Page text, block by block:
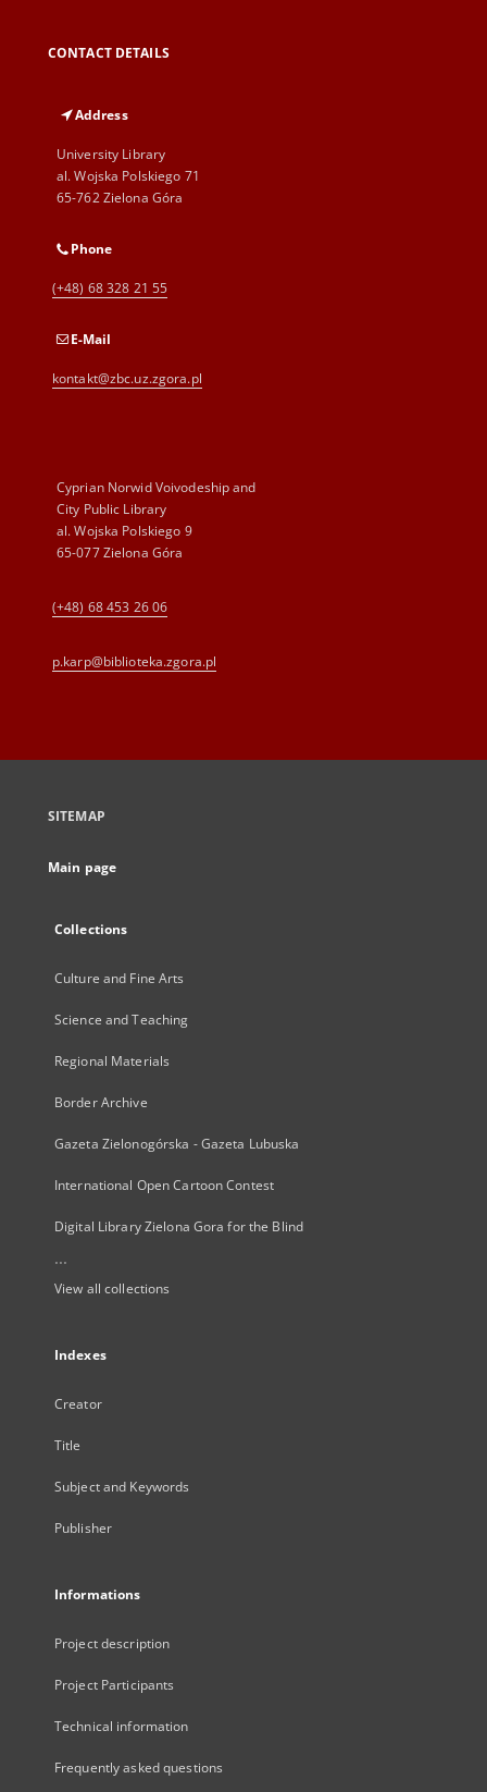
CONTACT DETAILS
Address
University Library
al. Wojska Polskiego 71
65-762 Zielona Góra
Phone
(+48) 68 328 21 55
E-Mail
kontakt@zbc.uz.zgora.pl
Cyprian Norwid Voivodeship and
City Public Library
al. Wojska Polskiego 9
65-077 Zielona Góra
(+48) 68 453 26 06
p.karp@biblioteka.zgora.pl
SITEMAP
Main page
Collections
Culture and Fine Arts
Science and Teaching
Regional Materials
Border Archive
Gazeta Zielonogórska - Gazeta Lubuska
International Open Cartoon Contest
Digital Library Zielona Gora for the Blind
...
View all collections
Indexes
Creator
Title
Subject and Keywords
Publisher
Informations
Project description
Project Participants
Technical information
Frequently asked questions